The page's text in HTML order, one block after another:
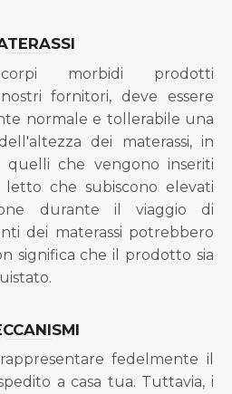
morbidi prodotti
fornitori, deve essere
normale e tollerabile una
dei materassi, in
che vengono inseriti
che subiscono elevati
durante il viaggio di
dei materassi potrebbero
significa che il prodotto sia
fedelmente il
a casa tua. Tuttavia, i